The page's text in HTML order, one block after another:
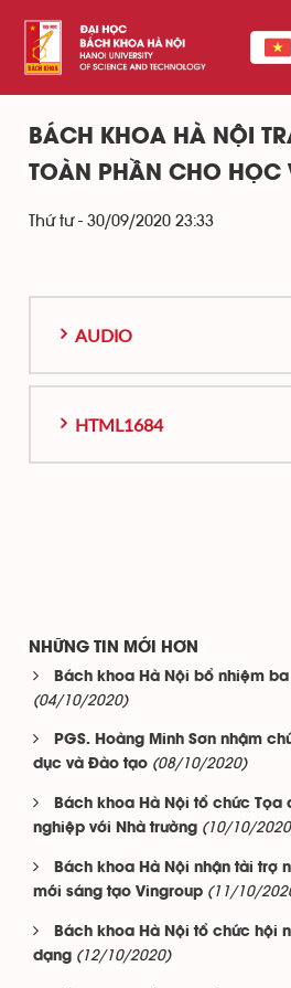
BÁCH KHOA HÀ NỘI
TOÀN PHẦN CHO HỌC
Thứ tư - 30/09/2020 23:33
AUDIO
HTML1684
NHỮNG TIN MỚI HƠN
Bách khoa Hà Nội bổ nhiệm
(04/10/2020)
PGS. Hoàng Minh Sơn nhậm
dục và Đào tạo (08/10/2020)
Bách khoa Hà Nội tổ chức Tọa
nghiệp với Nhà trường (10/10/
Bách khoa Hà Nội nhận tài trợ
mới sáng tạo Vingroup (11/10/
Bách khoa Hà Nội tổ chức hội
dạng (12/10/2020)